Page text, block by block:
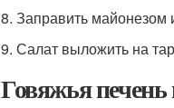
8. Заправить
9. Салат выложить на
Говяжья печень